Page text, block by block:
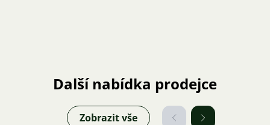
Další nabídka prodejce
Zobrazit vše